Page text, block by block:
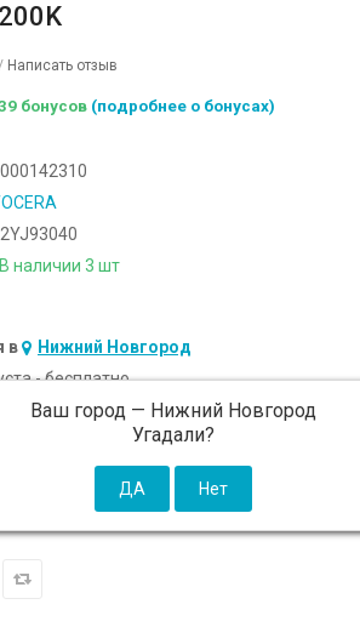
Написать отзыв
бонусов (подробнее о бонусах)
наличии 3 шт
в Нижний Новгород
Ваш город — Нижний Новгород
Угадали?
- бесплатно
c 07 августа - 300 ₽ (от 5 000 ₽